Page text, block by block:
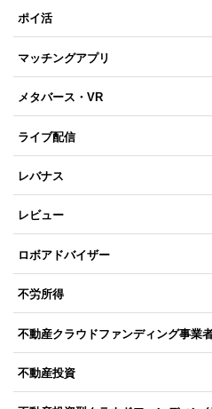
ポイ活
マッチングアプリ
メタバース・VR
ライブ配信
レバナス
レビュー
ロボアドバイザー
不労所得
不動産クラウドファンディング事業
不動産投資